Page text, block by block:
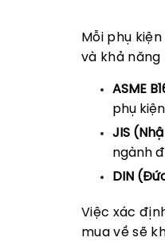
Mỗi phụ
và khả năng
ASME
phụ
JIS
ngành
DIN
Việc xác
mua về sẽ